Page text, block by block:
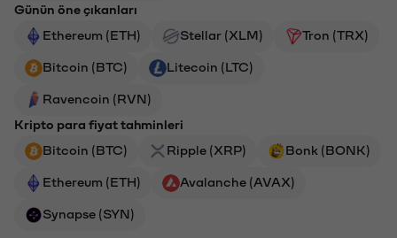
Günün öne çıkanları
Ethereum (ETH)
Stellar (XLM) Tron (TRX)
Bitcoin (BTC) Litecoin (LTC)
Ravencoin (RVN)
Kripto para fiyat tahminleri
Bitcoin (BTC)
Ripple (XRP) Bonk (BONK)
Ethereum (ETH) Avalanche (AVAX)
Synapse (SYN)